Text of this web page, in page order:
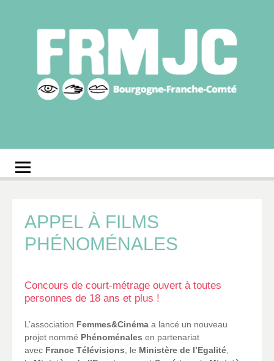
régionale des MJC
Bourgogne-Franche-
APPEL À FILMS
PHÉNOMÉNALES
Concours de court-métrage ouvert à toutes
personnes de 18 ans et plus !
L’association Femmes&Cinéma a lancé un nouveau
projet nommé Phénoménales en partenariat
avec France Télévisions , le Ministère de l’Egalité